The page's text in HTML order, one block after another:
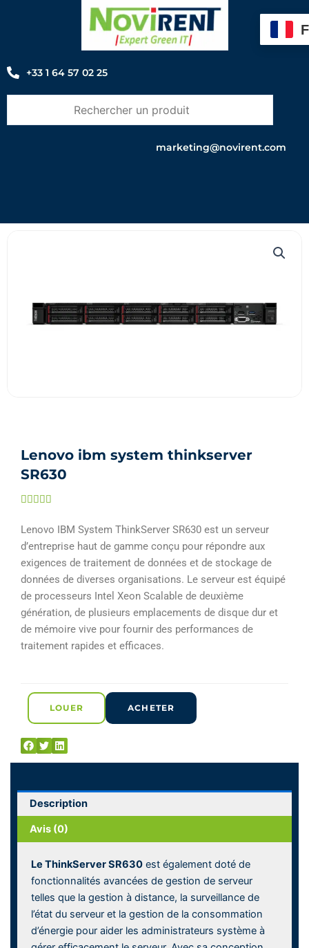
+33 1 64 57 02 25
marketing@novirent.com
Lenovo ibm system thinkserver
SR630
    
sur
5
Lenovo IBM System ThinkServer SR630 est un serveur
d’entreprise haut de gamme conçu pour répondre aux
exigences de traitement de données et de stockage de
données de diverses organisations. Le serveur est équipé
de processeurs Intel Xeon Scalable de deuxième
génération, de plusieurs emplacements de disque dur et
de mémoire vive pour fournir des performances de
traitement rapides et efficaces.
LOUER ACHETER
Description
Avis (0)
Le ThinkServer SR630 est également doté de
fonctionnalités avancées de gestion de serveur
telles que la gestion à distance, la surveillance de
l’état du serveur et la gestion de la consommation
d’énergie pour aider les administrateurs système à